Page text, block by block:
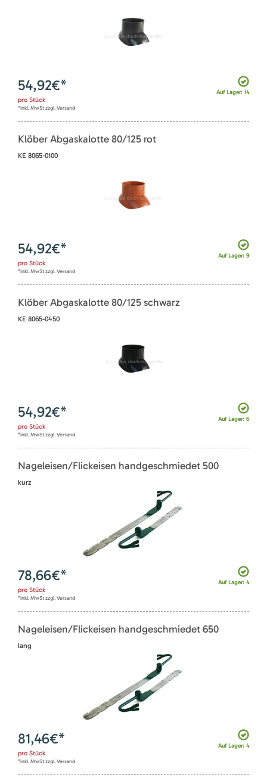
Auf Lager: 14
54,92€*
pro Stück
*inkl. MwSt zzgl. Versand
Klöber Abgaskalotte 80/125 rot
KE 8065-0100
Auf Lager: 9
54,92€*
pro Stück
*inkl. MwSt zzgl. Versand
Klöber Abgaskalotte 80/125 schwarz
KE 8065-0450
Auf Lager: 6
54,92€*
pro Stück
*inkl. MwSt zzgl. Versand
Nageleisen/Flickeisen handgeschmiedet 500
kurz
Auf Lager: 4
78,66€*
pro Stück
*inkl. MwSt zzgl. Versand
Nageleisen/Flickeisen handgeschmiedet 650
lang
Auf Lager: 4
81,46€*
pro Stück
*inkl. MwSt zzgl. Versand